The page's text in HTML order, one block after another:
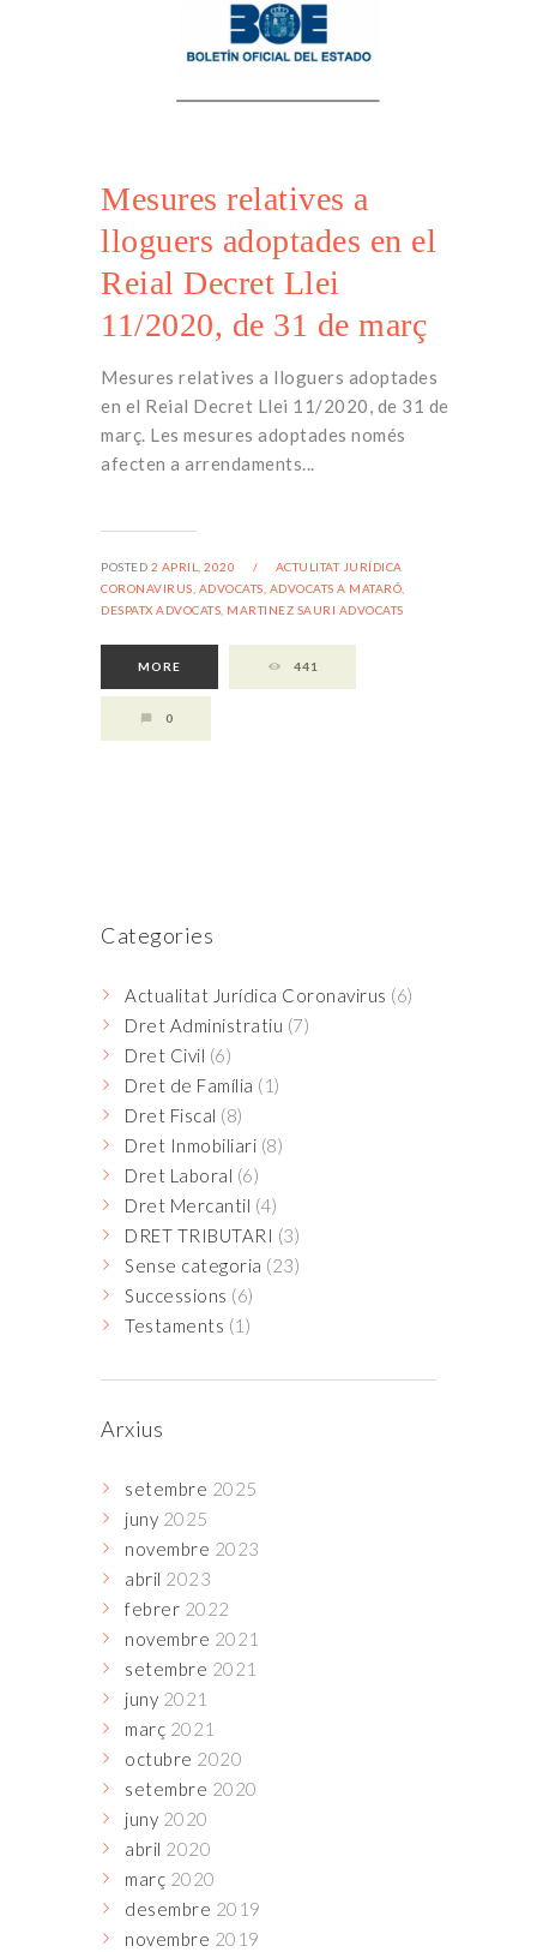
Mesures relatives a
lloguers adoptades en el
Reial Decret Llei
11/2020, de 31 de març
Mesures relatives a lloguers adoptades
en el Reial Decret Llei 11/2020, de 31 de
març. Les mesures adoptades només
afecten a arrendaments...
POSTED 2 APRIL, 2020 /
ACTULITAT JURÍDICA
CORONAVIRUS, ADVOCATS, ADVOCATS A MATARÓ,
DESPATX ADVOCATS, MARTINEZ SAURI ADVOCATS
MORE 441
0
Categories
Actualitat Jurídica Coronavirus (6)
Dret Administratiu (7)
Dret Civil (6)
Dret de Família (1)
Dret Fiscal (8)
Dret Inmobiliari (8)
Dret Laboral (6)
Dret Mercantil (4)
DRET TRIBUTARI (3)
Sense categoria (23)
Successions (6)
Testaments (1)
Arxius
setembre 2025
juny 2025
novembre 2023
abril 2023
febrer 2022
novembre 2021
setembre 2021
juny 2021
març 2021
octubre 2020
setembre 2020
juny 2020
abril 2020
març 2020
desembre 2019
novembre 2019